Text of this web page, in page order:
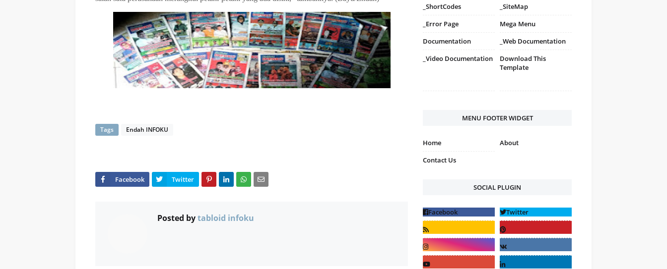
Tags Endah INFOKU
Posted bytabloid infoku
_ShortCodes
_SiteMap
_Error Page
Mega Menu
Documentation
_Web Documentation
_Video Documentation
Download This
Template
MENU FOOTER WIDGET
Home
About
Contact Us
SOCIAL PLUGIN